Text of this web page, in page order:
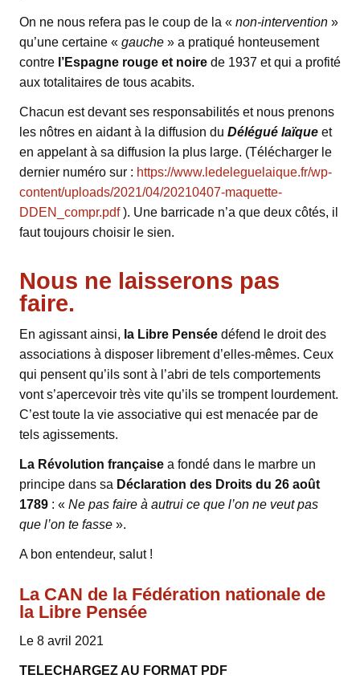
On ne nous refera pas le coup de la « non-intervention »
qu’une certaine « gauche » a pratiqué honteusement
contre l’Espagne rouge et noire de 1937 et qui a profité
aux totalitaires de tous acabits.
Chacun est devant ses responsabilités et nous prenons
les nôtres en aidant à la diffusion du Délégué laïque et
en appelant à sa diffusion la plus large. (Télécharger le
dernier numéro sur : https://www.ledeleguelaique.fr/wp-
content/uploads/2021/04/20210407-maquette-
DDEN_compr.pdf). Une barricade n’a que deux côtés, il
faut toujours choisir le sien.
Nous ne laisserons pas
faire.
En agissant ainsi, la Libre Pensée défend le droit des
associations à disposer librement d’elles-mêmes. Ceux
qui pensent qu’ils sont à l’abri de tels comportements
vont s’apercevoir très vite qu’ils se trompent lourdement.
C’est toute la vie associative qui est menacée par de
tels agissements.
La Révolution française a fondé dans le marbre un
principe dans sa Déclaration des Droits du 26 août
1789 : « Ne pas faire à autrui ce que l’on ne veut pas
que l’on te fasse ».
A bon entendeur, salut !
La CAN de la Fédération nationale de
la Libre Pensée
Le 8 avril 2021
TELECHARGEZ AU FORMAT PDF